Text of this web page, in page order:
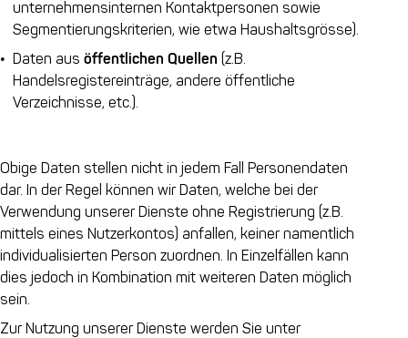
unternehmensinternen Kontaktpersonen sowie
Segmentierungskriterien, wie etwa Haushaltsgrösse).
Daten aus öffentlichen Quellen (z.B.
Handelsregistereinträge, andere öffentliche
Verzeichnisse, etc.).
Obige Daten stellen nicht in jedem Fall Personendaten
dar. In der Regel können wir Daten, welche bei der
Verwendung unserer Dienste ohne Registrierung (z.B.
mittels eines Nutzerkontos) anfallen, keiner namentlich
individualisierten Person zuordnen. In Einzelfällen kann
dies jedoch in Kombination mit weiteren Daten möglich
sein.
Zur Nutzung unserer Dienste werden Sie unter